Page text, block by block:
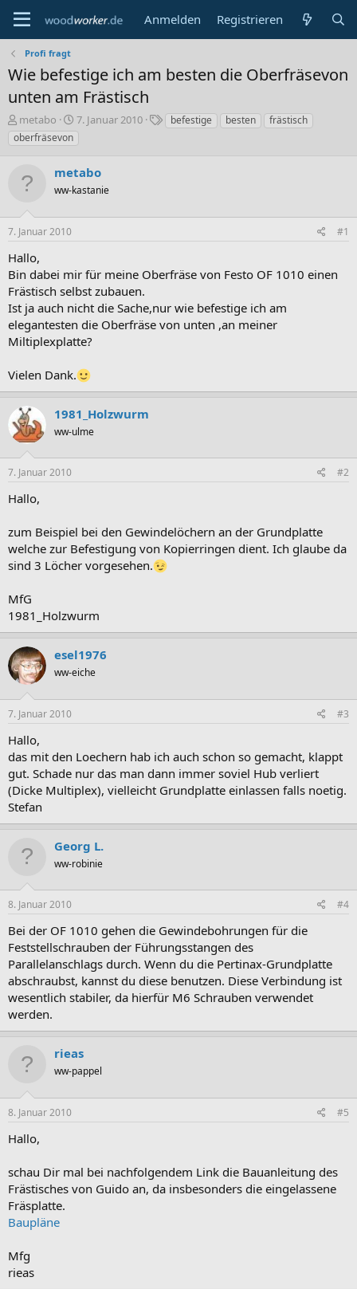
Anmelden Registrieren
Profi fragt
Wie befestige ich am besten die Oberfräsevon
unten am Frästisch
E
r
s
e
e
r
metabo
E
r
s
e
l
t
7. Januar 2010
S
o
befestige besten
frästisch
oberfräsevon
metabo
ww-kastanie
7. Januar 2010 #1
Hallo,
Bin dabei mir für meine Oberfräse von Festo OF 1010 einen
Frästisch selbst zubauen.
Ist ja auch nicht die Sache,nur wie befestige ich am
elegantesten die Oberfräse von unten ,an meiner
Miltiplexplatte?
Vielen Dank.
1981_Holzwurm
ww-ulme
7. Januar 2010 #2
Hallo,
zum Beispiel bei den Gewindelöchern an der Grundplatte
welche zur Befestigung von Kopierringen dient. Ich glaube da
sind 3 Löcher vorgesehen.
MfG
1981_Holzwurm
esel1976
ww-eiche
7. Januar 2010 #3
Hallo,
das mit den Loechern hab ich auch schon so gemacht, klappt
gut. Schade nur das man dann immer soviel Hub verliert
(Dicke Multiplex), vielleicht Grundplatte einlassen falls noetig.
Stefan
Georg L.
ww-robinie
8. Januar 2010 #4
Bei der OF 1010 gehen die Gewindebohrungen für die
Feststellschrauben der Führungsstangen des
Parallelanschlags durch. Wenn du die Pertinax-Grundplatte
abschraubst, kannst du diese benutzen. Diese Verbindung ist
wesentlich stabiler, da hierfür M6 Schrauben verwendet
werden.
rieas
ww-pappel
8. Januar 2010 #5
Hallo,
schau Dir mal bei nachfolgendem Link die Bauanleitung des
Frästisches von Guido an, da insbesonders die eingelassene
Fräsplatte.
Baupläne
Mfg
rieas